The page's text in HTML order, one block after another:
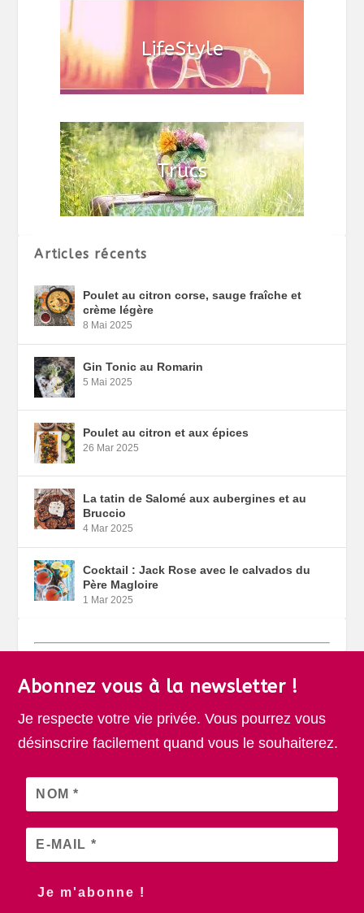
Articles récents
Poulet au citron corse, sauge fraîche et
crème légère
8 Mai 2025
Gin Tonic au Romarin
5 Mai 2025
Poulet au citron et aux épices
26 Mar 2025
La tatin de Salomé aux aubergines et au
Bruccio
4 Mar 2025
Cocktail : Jack Rose avec le calvados du
Père Magloire
1 Mar 2025
Abonnez vous à la newsletter !
Je respecte votre vie privée. Vous pourrez vous
désinscrire facilement quand vous le souhaiterez.